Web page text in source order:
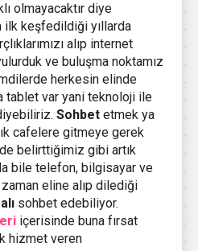
olmayacaktır diye
ilk keşfedildiği yıllarda
alıp internet
ve buluşma noktamız
herkesin elinde
tablet var yani teknoloji ile
Sohbet etmek ya
cafelere gitmeye gerek
belirttiğimiz gibi artık
bile telefon, bilgisayar ve
eline alıp dilediği
sohbet edebiliyor.
içerisinde buna fırsat
hizmet veren